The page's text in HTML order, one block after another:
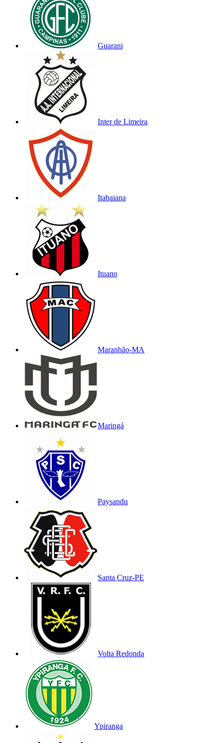
Guarani
Inter de Limeira
Itabaiana
Ituano
Maranhão-MA
Maringá
Paysandu
Santa Cruz-PE
Volta Redonda
Ypiranga